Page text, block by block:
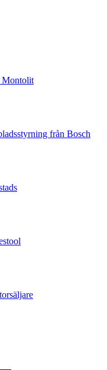
Montolit
från Bosch